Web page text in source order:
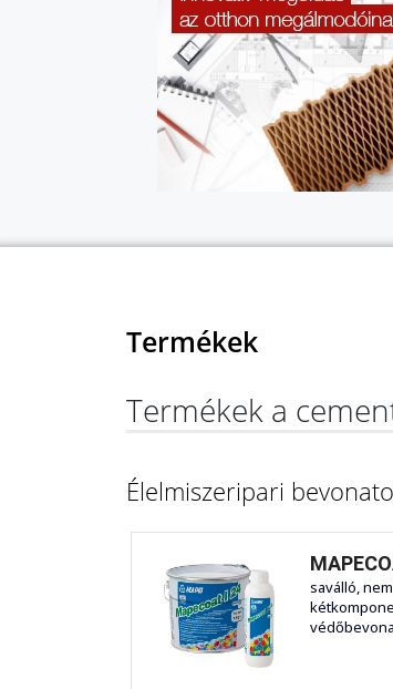
Termékek
Termékek a
Élelmiszeripari
saválló,